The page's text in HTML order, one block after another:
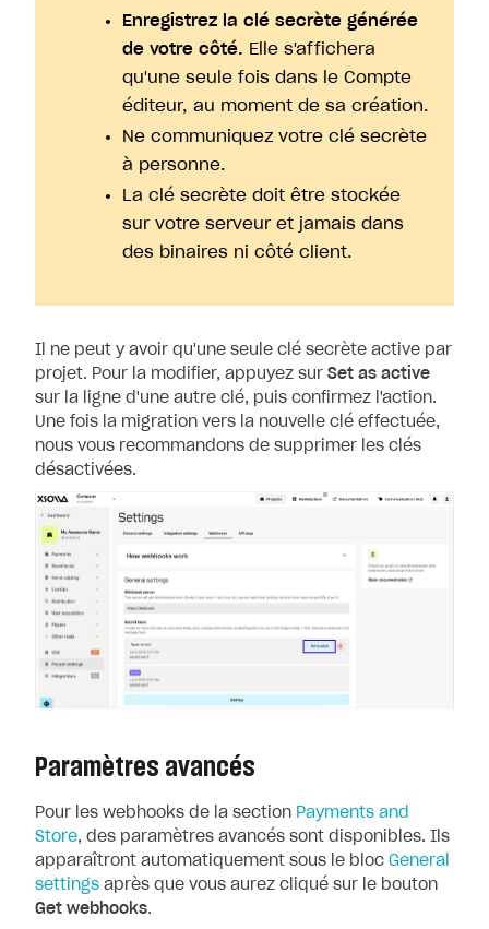
Enregistrez la clé secrète générée
de votre côté. Elle s'affichera
qu'une seule fois dans le Compte
éditeur, au moment de sa création.
Ne communiquez votre clé secrète
à personne.
La clé secrète doit être stockée
sur votre serveur et jamais dans
des binaires ni côté client.
Il ne peut y avoir qu'une seule clé secrète active par
projet. Pour la modifier, appuyez sur Set as active
sur la ligne d'une autre clé, puis confirmez l'action.
Une fois la migration vers la nouvelle clé effectuée,
nous vous recommandons de supprimer les clés
désactivées.
Paramètres avancés
Pour les webhooks de la section Payments and
Store, des paramètres avancés sont disponibles. Ils
apparaîtront automatiquement sous le bloc General
settings après que vous aurez cliqué sur le bouton
Get webhooks.